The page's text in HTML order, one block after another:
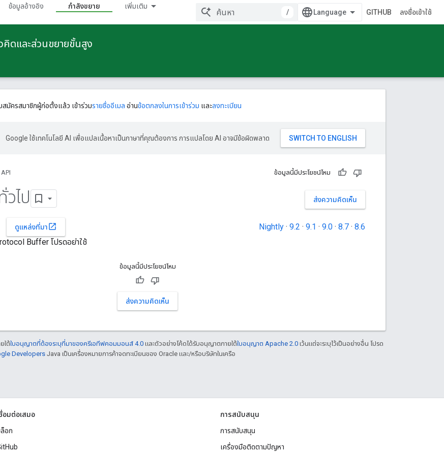
ข้อมูลอ้างอิง กําลังขยาย เพิ่มเติม
/ GITHUB ลงชื่อเข้าใช้
คิดและส่วนขยายขั้นสูง
สมัครสมาชิกผู้ก่อตั้งแล้ว เข้าร่วมรายชื่ออีเมล อ่านข้อตกลงในการเข้าร่วม และลงทะเบียน
Google ใช้เทคโนโลยี AI เพื่อแปลเนื้อหาเป็นภาษาที่คุณต้องการ การแปลโดย AI อาจมีข้อผิดพลาด
API ข้อมูลนี้มีประโยชน์ไหม
ส่งความคิดเห็น
วไป
ดูแหล่งที่มา open_in_new Nightly · 9.2 · 9.1 · 9.0 · 8.7 · 8.6
Buffer โปรดอย่าใช้
ข้อมูลนี้มีประโยชน์ไหม
ส่งความคิดเห็น
ใต้ใบอนุญาตที่ต้องระบุที่มาของครีเอทีฟคอมมอนส์ 4.0 และตัวอย่างโค้ดได้รับอนุญาตภายใต้ใบอนุญาต Apache 2.0 เว้นแต่จะระบุไว้เป็นอย่างอื่น โปรด
Developers Java เป็นเครื่องหมายการค้าจดทะเบียนของ Oracle และ/หรือบริษัทในเครือ
อมต่อเสมอ
อก
การสนับสนุน
การสนับสนุน
เครื่องมือติดตามปัญหา